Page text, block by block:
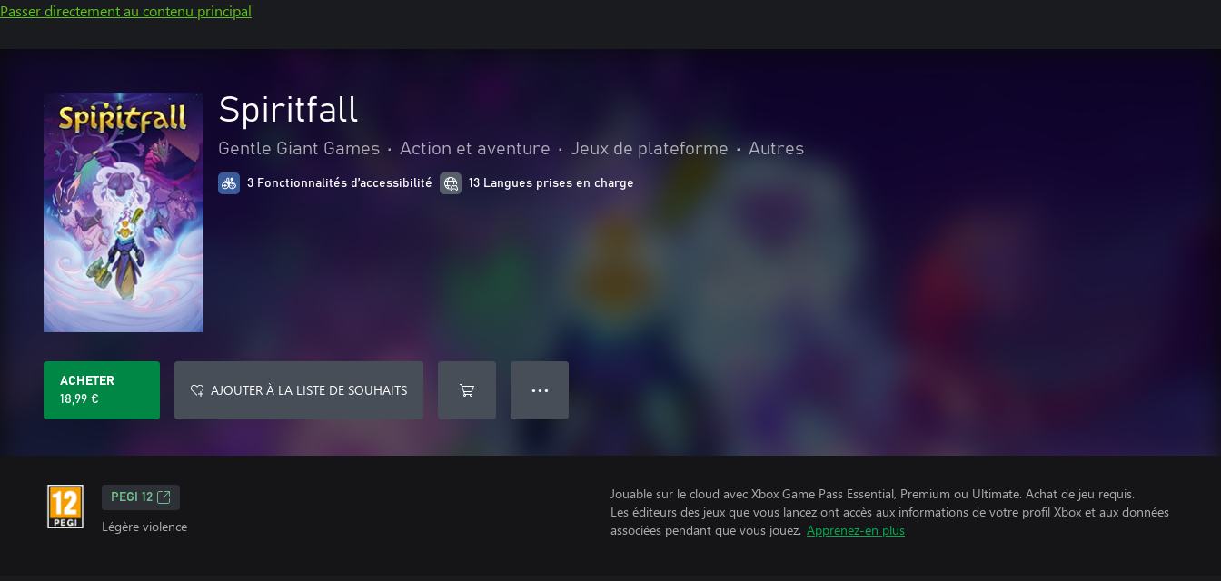
Passer directement au contenu principal
Spiritfall
Gentle Giant Games • Action et aventure • Jeux de plateforme • Autres
3 Fonctionnalités d’accessibilité 13 Langues prises en charge
ACHETER
18,99 €
AJOUTER À LA LISTE DE SOUHAITS ● ● ●
PEGI 12
Légère violence
Jouable sur le cloud avec Xbox Game Pass Essential, Premium ou Ultimate. Achat de jeu requis.
Les éditeurs des jeux que vous lancez ont accès aux informations de votre profil Xbox et aux données
associées pendant que vous jouez. Apprenez-en plus